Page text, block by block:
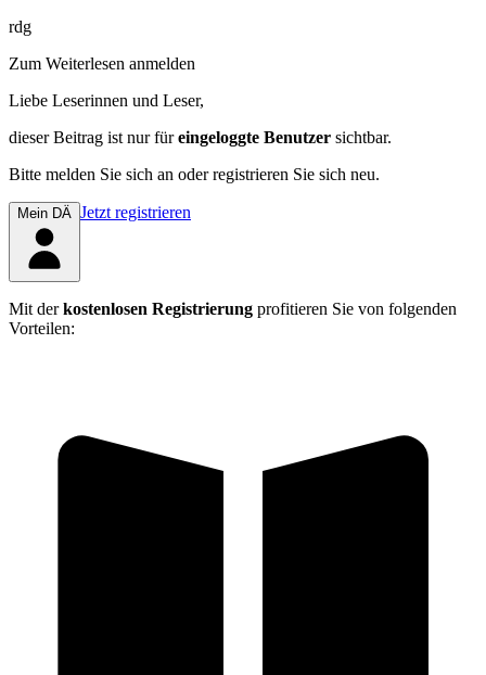
rdg
Zum Weiterlesen anmelden
Liebe Leserinnen und Leser,
dieser Beitrag ist nur füreingeloggte Benutzer sichtbar.
Bitte melden Sie sich an oder registrieren Sie sich neu.
Mein DÄ Jetzt registrieren
Mit derkostenlosen Registrierung profitieren Sie von folgenden
Vorteilen: